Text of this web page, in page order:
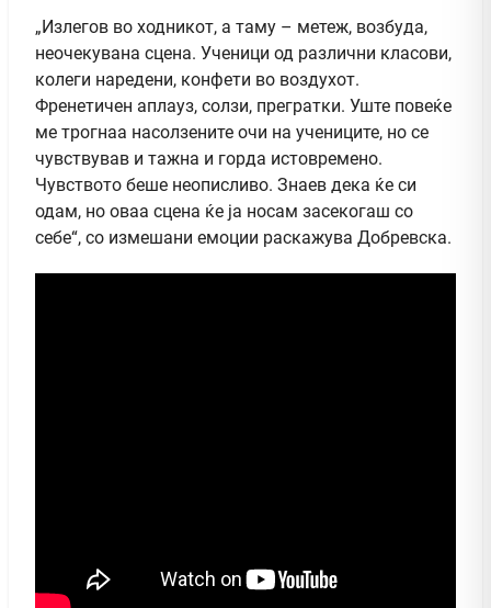
„Излегов во ходникот, а таму – метеж, возбуда,
неочекувана сцена. Ученици од различни класови,
колеги наредени, конфети во воздухот.
Френетичен аплауз, солзи, прегратки. Уште повеќе
ме трогнаа насолзените очи на учениците, но се
чувствував и тажна и горда истовремено.
Чувството беше неописливо. Знаев дека ќе си
одам, но оваа сцена ќе ја носам засекогаш со
себе“, со измешани емоции раскажува Добревска.